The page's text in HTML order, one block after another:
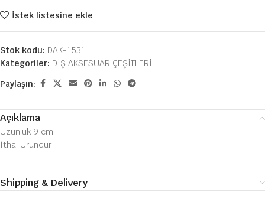
İstek listesine ekle
Stok kodu: DAK-1531
Kategoriler: DIŞ AKSESUAR ÇEŞİTLERİ
Paylaşın:
Açıklama
Uzunluk 9 cm
İthal Üründür
Shipping & Delivery